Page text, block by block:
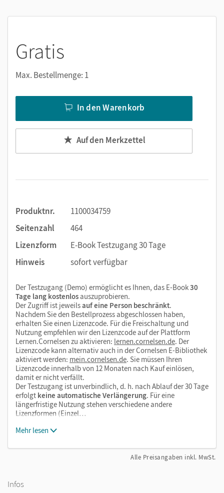
das Lehren und Lernen:
Markierungen setzen
Lesezeichen hinzufügen
Die Medien sind wichtige Bestandteile dieses E-Books. Sie
sind seitengenau platziert, damit Sie und Ihre Schüler/-innen
jederzeit unkompliziert darauf zugreifen können. So
Medien in diesem E-Book:
Erklärfilme
Digitale Hilfen
Gratis
Max. Bestellmenge: 1
In den Warenkorb
Auf den Merkzettel
Produktnr.
1100034759
Seitenzahl
464
Lizenzform
E-Book Testzugang 30 Tage
Hinweis
sofort verfügbar
Der Testzugang (Demo) ermöglicht es Ihnen, das E-Book30
Tage lang kostenlosauszuprobieren.
Der Zugriff ist jeweilsauf eine Person beschränkt.
Nachdem Sie den Bestellprozess abgeschlossen haben,
erhalten Sie einen Lizenzcode. Für die Freischaltung und
Nutzung empfehlen wir den Lizenzcode auf der Plattform
Lernen.Cornelsen zu aktivieren: lernen.cornelsen.de. Der
Lizenzcode kann alternativ auch in der Cornelsen E-Bibliothek
aktiviert werden: mein.cornelsen.de. Sie müssen Ihren
Lizenzcode innerhalb von 12 Monaten nach Kauf einlösen,
damit er nicht verfällt.
Der Testzugang ist unverbindlich, d. h. nach Ablauf der 30 Tage
erfolgt keine automatische Verlängerung. Für eine
längerfristige Nutzung stehen verschiedene andere
Lizenzformen (Einzel…
Mehr lesen
Alle Preisangaben inkl. MwSt.
Infos